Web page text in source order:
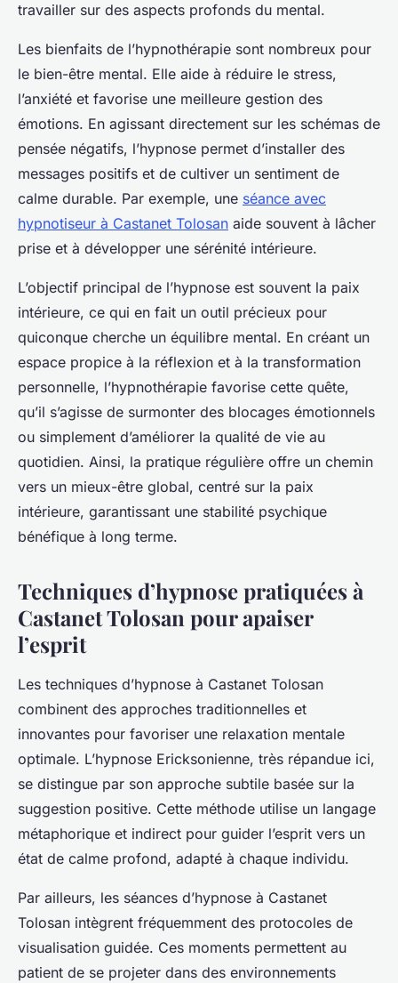
travailler sur des aspects profonds du mental.
Les bienfaits de l’hypnothérapie sont nombreux pour
le bien-être mental. Elle aide à réduire le stress,
l’anxiété et favorise une meilleure gestion des
émotions. En agissant directement sur les schémas de
pensée négatifs, l’hypnose permet d’installer des
messages positifs et de cultiver un sentiment de
calme durable. Par exemple, une séance avec
hypnotiseur à Castanet Tolosan aide souvent à lâcher
prise et à développer une sérénité intérieure.
L’objectif principal de l’hypnose est souvent la paix
intérieure, ce qui en fait un outil précieux pour
quiconque cherche un équilibre mental. En créant un
espace propice à la réflexion et à la transformation
personnelle, l’hypnothérapie favorise cette quête,
qu’il s’agisse de surmonter des blocages émotionnels
ou simplement d’améliorer la qualité de vie au
quotidien. Ainsi, la pratique régulière offre un chemin
vers un mieux-être global, centré sur la paix
intérieure, garantissant une stabilité psychique
bénéfique à long terme.
Techniques d’hypnose pratiquées à
Castanet Tolosan pour apaiser
l’esprit
Les techniques d’hypnose à Castanet Tolosan
combinent des approches traditionnelles et
innovantes pour favoriser une relaxation mentale
optimale. L’hypnose Ericksonienne, très répandue ici,
se distingue par son approche subtile basée sur la
suggestion positive. Cette méthode utilise un langage
métaphorique et indirect pour guider l’esprit vers un
état de calme profond, adapté à chaque individu.
Par ailleurs, les séances d’hypnose à Castanet
Tolosan intègrent fréquemment des protocoles de
visualisation guidée. Ces moments permettent au
patient de se projeter dans des environnements